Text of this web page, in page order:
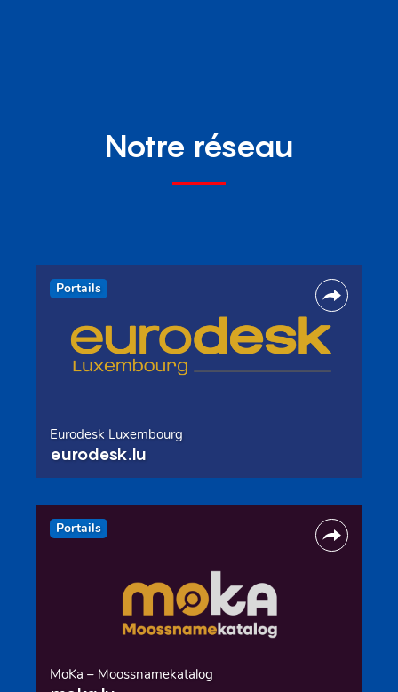
Notre réseau
Portails
Eurodesk Luxembourg
eurodesk.lu
Portails
MoKa – Moossnamekatalog